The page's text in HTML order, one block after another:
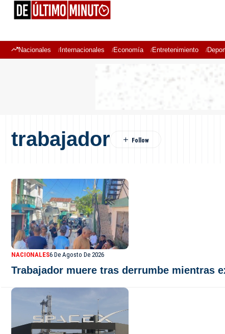
Nacionales Internacionales Economía Entretenimiento
trabajador
NACIONALES6 De Agosto De 2026
Trabajador muere tras derrumbe mientras